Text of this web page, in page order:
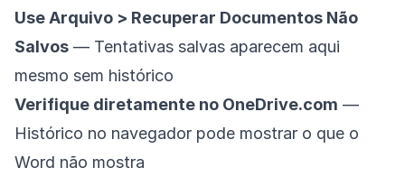
Use Arquivo > Recuperar Documentos Não
Salvos — Tentativas salvas aparecem aqui
mesmo sem histórico
Verifique diretamente no OneDrive.com —
Histórico no navegador pode mostrar o que o
Word não mostra